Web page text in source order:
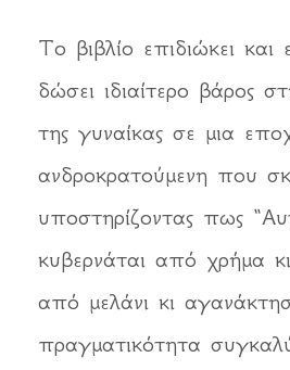
Το βιβλίο επιδιώκει και
δώσει ιδιαίτερο βάρος
της γυναίκας σε μια
ανδροκρατούμενη που
υποστηρίζοντας πως
κυβερνάται από χρήμα
από μελάνι κι
πραγματικότητα